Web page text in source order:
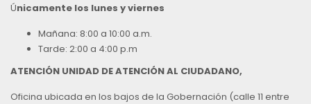
Únicamente los lunes y viernes
Mañana: 8:00 a 10:00 a.m.
Tarde: 2:00 a 4:00 p.m
ATENCIÓN UNIDAD DE ATENCIÓN AL CIUDADANO,
Oficina ubicada en los bajos de la Gobernación (calle 11 entre